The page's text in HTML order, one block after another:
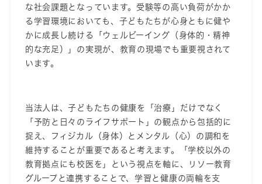
な社会課題となっ ています。受験等の高い負荷がかか
る学習環境においても、子どもたちが心身ともに健や
かに成長し続ける「ウェルビーイング（身体的・精神
的な充足）」の実現が、教育の現場でも重要視されて
います。
当法人は、子どもたちの健康を「治療」だけでなく
「予防と日々のライフサポート」の観点から包括的に
捉え、フィジカル（身体）とメンタル（心）の調和を
維持することが重要であると考えます。「学校以外の
教育拠点にも校医を」という視点を軸に、リソー教育
グループ と連携することで、学習と健康の両輪を支